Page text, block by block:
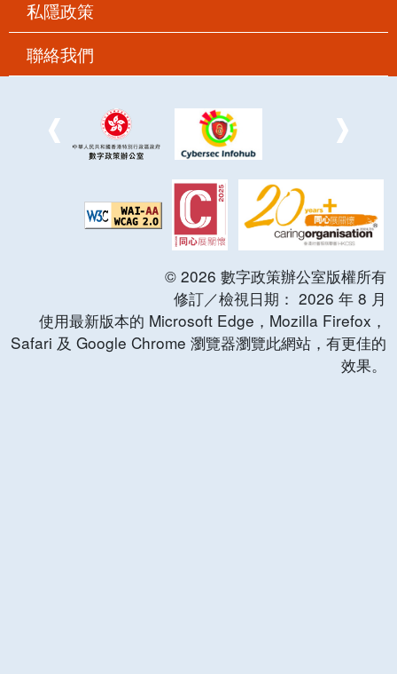
私隱政策
聯絡我們
© 2026 數字政策辦公室版權所有
修訂／檢視日期： 2026 年 8 月
使用最新版本的 Microsoft Edge，Mozilla Firefox，
Safari 及 Google Chrome 瀏覽器瀏覽此網站，有更佳的
效果。